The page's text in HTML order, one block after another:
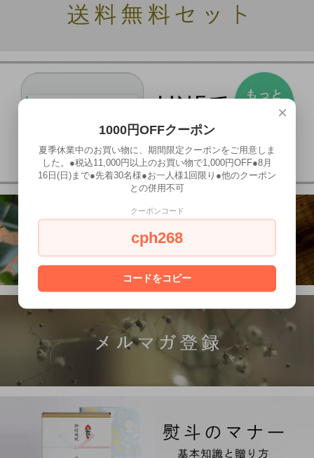
×
1000円OFFクーポン
夏季休業中のお買い物に、期間限定クーポンをご用意しま
した。●税込11,000円以上のお買い物で1,000円OFF●8月
16日(日)まで●先着30名様●お一人様1回限り●他のクーポン
との併用不可
クーポンコード
cph268
コードをコピー